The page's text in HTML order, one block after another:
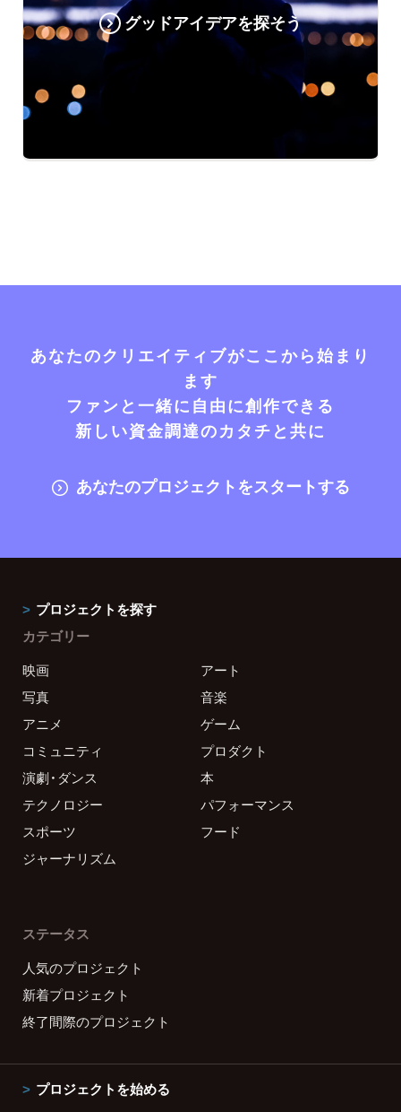
グッドアイデアを探そう
あなたのクリエイティブがここから始まり
ます
ファンと一緒に自由に創作できる
新しい資金調達のカタチと共に
あなたのプロジェクトをスタートする
プロジェクトを探す
カテゴリー
映画
アート
写真
音楽
アニメ
ゲーム
コミュニティ
プロダクト
演劇・ダンス
本
テクノロジー
パフォーマンス
スポーツ
フード
ジャーナリズム
ステータス
人気のプロジェクト
新着プロジェクト
終了間際のプロジェクト
プロジェクトを始める